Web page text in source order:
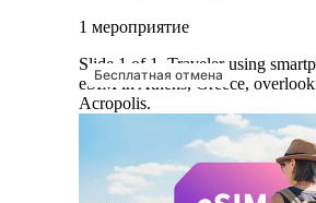
1 мероприятие
Бесплатная отмена
Slide 1 of 1, Traveler using
eSIM in Athens, Greece,
Acropolis.